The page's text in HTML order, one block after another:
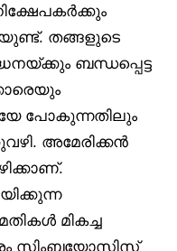
തങ്ങളുടെ
ബന്ധപ്പെട്ട
പോകുന്നതിലും
അമേരിക്കൻ
മികച്ച
സിംബയോസിസ്